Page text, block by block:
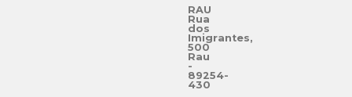
RAU
Rua
dos
Imigrantes,
500
Rau
-
89254-
430